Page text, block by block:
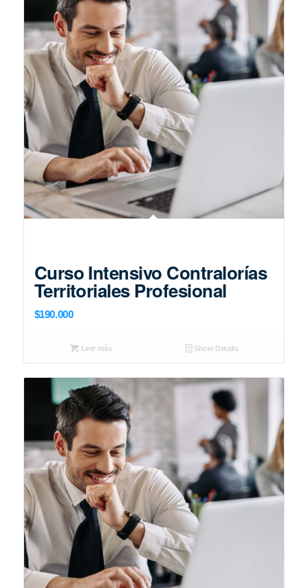
Curso Intensivo Contralorías
Territoriales Profesional
$190.000
Leer más Show Details